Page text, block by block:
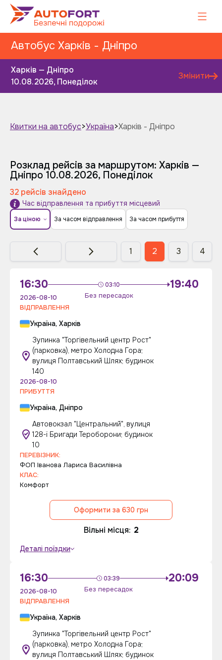
Автобус Харків - Дніпро
Харків — Дніпро
10.08.2026, Понеділок
Змінити
Квитки на автобус>Україна>Харків - Дніпро
Розклад рейсів за маршрутом: Харків —
Дніпро 10.08.2026, Понеділок
32 рейсів знайдено
Час відправлення та прибуття місцевий
За ціною За часом відправлення За часом прибуття
1 2 3 4
16:30 03:10
Без пересадок
19:40
2026-08-10
ВІДПРАВЛЕННЯ
Україна, Харків
Зупинка "Торгівельний центр Рост"
(парковка), метро Холодна Гора;
вулиця Полтавський Шлях; будинок
140
2026-08-10
ПРИБУТТЯ
Україна, Дніпро
Автовокзал "Центральний", вулиця
128-ї Бригади Тероборони; будинок
10
ПЕРЕВІЗНИК:
ФОП Iванова Лариса Василiвна
КЛАС:
Комфорт
Оформити за 630 грн
Вільні місця: 2
Деталі поїздки
16:30 03:39
Без пересадок
20:09
2026-08-10
ВІДПРАВЛЕННЯ
Україна, Харків
Зупинка "Торгівельний центр Рост"
(парковка), метро Холодна Гора;
вулиця Полтавський Шлях; будинок